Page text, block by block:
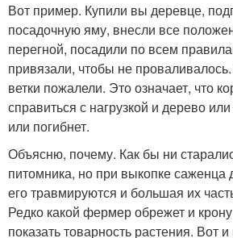
Вот пример. Купили вы деревце,
посадочную яму, внесли все
перегной, посадили по всем
привязали, чтобы не
ветки пожалели. Это означает, что
справиться с нагрузкой и дерево
или погибнет.
Объясню, почему. Как бы ни
питомника, но при выкопке саженца
его травмируются и большая их
Редко какой фермер обрежет и
показать товарность растения. Вот